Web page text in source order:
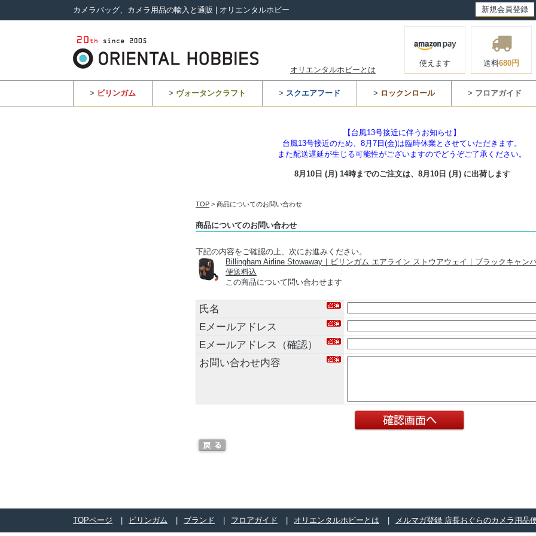
カメラバッグ、カメラ用品の輸入と通販 | オリエンタルホビー 新規会員登録
オリエンタルホビーとは
使えます 送料680円
> ビリンガム > ヴォータンクラフト > スクエアフード > ロックンロール > フロアガイド
【台風13号接近に伴うお知らせ】
台風13号接近のため、8月7日(金)は臨時休業とさせていただきます。
また配送遅延が生じる可能性がございますのでどうぞご了承ください。
8月10日 (月) 14時までのご注文は、 8月10日 (月) に出荷します
TOP > 商品についてのお問い合わせ
商品についてのお問い合わせ
下記の内容をご確認の上、次にお進みください。
Billingham Airline Stowaway｜ビリンガム エアライン ストウアウェイ｜ブラックキャン
便送料込
この商品について問い合わせます
氏名
Eメールアドレス
Eメールアドレス（確認）
お問い合わせ内容
TOPページ ビリンガム ブランド フロアガイド オリエンタルホビーとは メルマガ登録 店長おぐらのカメラ用品